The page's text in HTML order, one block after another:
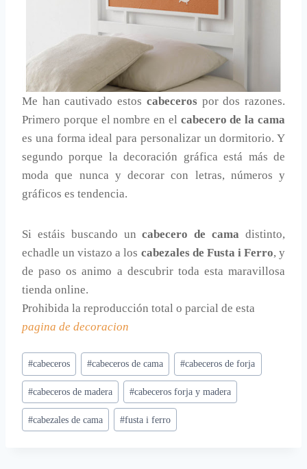
Me han cautivado estos cabecerospor dos razones.
Primero porque el nombre en el cabecero de la cama
es una forma ideal para personalizar un dormitorio. Y
segundo porque la decoración gráfica está más de
moda que nunca y decorar con letras, números y
gráficos es tendencia.
Si estáis buscando uncabecero de cama distinto,
echadle un vistazo a los cabezales de Fusta i Ferro, y
de paso os animo a descubrir toda esta maravillosa
tienda online.
Prohibida la reproducción total o parcial de esta
pagina de decoracion
Etiquetas
de
la
entrada:
#cabeceros #cabeceros de cama #cabeceros de forja
#cabeceros de madera #cabeceros forja y madera
#cabezales de cama #fusta i ferro